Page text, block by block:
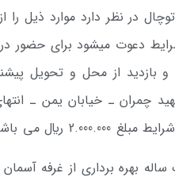
در نظر دارد موارد ذیل را
چمران ـ خیابان­ یمن ـ
ريال می باشد)
ساله بهره برداری از غرفه